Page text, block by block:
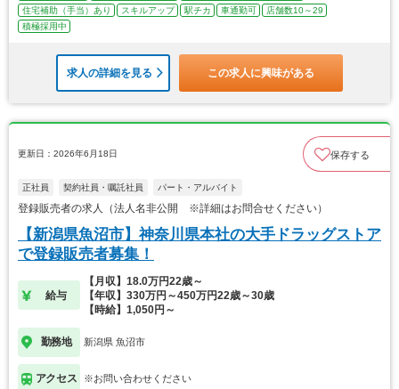
住宅補助（手当）あり
スキルアップ 駅チカ 車通勤可
店舗数10～29
積極採用中
求人の詳細を見る この求人に興味がある
更新日：2026年6月18日 保存する
正社員 契約社員・嘱託社員 パート・アルバイト
登録販売者の求人（法人名非公開 ※詳細はお問合せください）
【新潟県魚沼市】神奈川県本社の大手ドラッグストア
で登録販売者募集！
給与
【月収】18.0万円22歳～
【年収】330万円～450万円22歳～30歳
【時給】1,050円～
勤務地 新潟県 魚沼市
アクセス ※お問い合わせください